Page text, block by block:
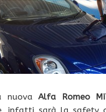
nuovaAlfa Romeo